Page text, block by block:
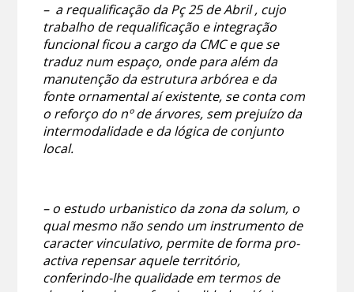
– a requalificação da Pç 25 de Abril , cujo
trabalho de requalificação e integração
funcional ficou a cargo da CMC e que se
traduz num espaço, onde para além da
manutenção da estrutura arbórea e da
fonte ornamental aí existente, se conta com
o reforço do nº de árvores, sem prejuízo da
intermodalidade e da lógica de conjunto
local.
– o estudo urbanistico da zona da solum, o
qual mesmo não sendo um instrumento de
caracter vinculativo, permite de forma pro-
activa repensar aquele território,
conferindo-lhe qualidade em termos de